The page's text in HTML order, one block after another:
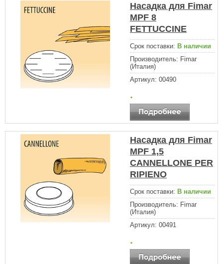
Насадка для Fimar
MPF 8
FETTUCCINE
Срок поставки: В наличии
Производитель: Fimar
(Италия)
Артикул: 00490
.
Насадка для Fimar
MPF 1,5
CANNELLONE PER
RIPIENO
Срок поставки: В наличии
Производитель: Fimar
(Италия)
Артикул: 00491
.